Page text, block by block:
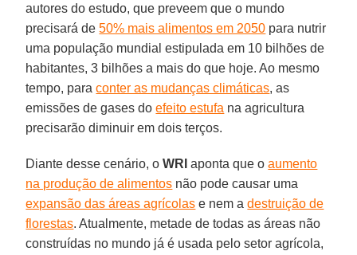
autores do estudo, que preveem que o mundo
precisará de50% mais alimentos em 2050 para nutrir
uma população mundial estipulada em 10 bilhões de
habitantes, 3 bilhões a mais do que hoje. Ao mesmo
tempo, paraconter as mudanças climáticas, as
emissões de gases doefeito estufa na agricultura
precisarão diminuir em dois terços.
Diante desse cenário, oWRI aponta que oaumento
na produção de alimentos não pode causar uma
expansão das áreas agrícolas e nem adestruição de
florestas. Atualmente, metade de todas as áreas não
construídas no mundo já é usada pelo setor agrícola,